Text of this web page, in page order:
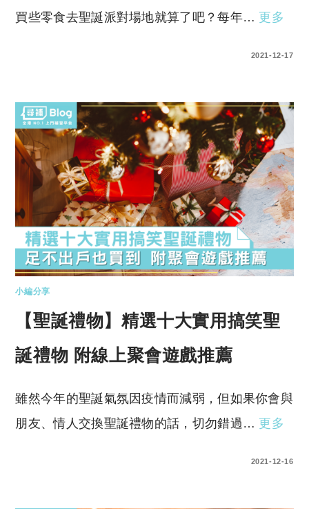
買些零食去聖誕派對場地就算了吧？每年… 更多
2021-12-17
小編分享
【聖誕禮物】精選十大實用搞笑聖
誕禮物 附線上聚會遊戲推薦
雖然今年的聖誕氣氛因疫情而減弱，但如果你會與
朋友、情人交換聖誕禮物的話，切勿錯過… 更多
2021-12-16